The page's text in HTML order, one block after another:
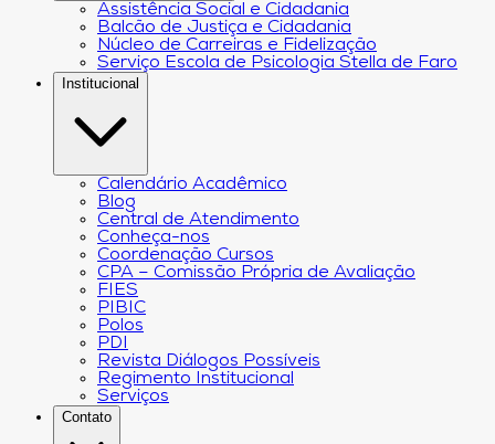
Assistência Social e Cidadania
Balcão de Justiça e Cidadania
Núcleo de Carreiras e Fidelização
Serviço Escola de Psicologia Stella de Faro
Institucional
Calendário Acadêmico
Blog
Central de Atendimento
Conheça-nos
Coordenação Cursos
CPA – Comissão Própria de Avaliação
FIES
PIBIC
Polos
PDI
Revista Diálogos Possíveis
Regimento Institucional
Serviços
Contato